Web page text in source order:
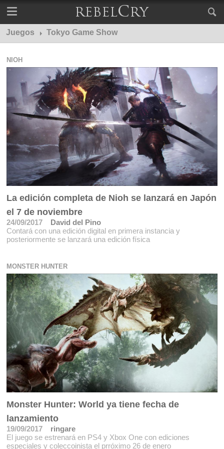
Juegos Tokyo Game Show
NIOH
La edición completa de Nioh se lanzará en Japón
el 7 de noviembre
24/09/2017
David del Pino
Contará con una edición digital en primera instancia y
posteriormente se lanzará una edición física
MONSTER HUNTER
Monster Hunter: World ya tiene fecha de
lanzamiento
19/09/2017
ringare
El juego se estrenará en PS4 y Xbox One con ediciones
especiales y coleccoinista el prróximo 26 de enero